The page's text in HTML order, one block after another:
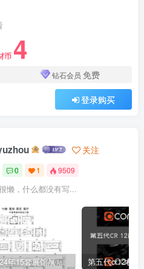
币 4
钻石会员 免费
登录购买
关注
0 1 9509
懒，什么都没有写...
2024年15套展馆展览展厅平面布置方案设计图CAD 第五代cr12材质